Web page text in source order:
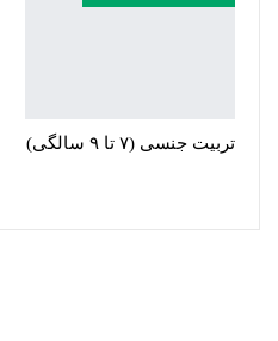
تربیت جنسی (۷ تا ۹ سالگی)